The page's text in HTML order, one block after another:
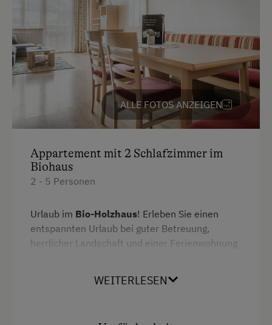
Fernseher
Garten
Getränkeerwerb im Haus
Haarföhn
Handtücher
Kaffeemaschine
Mikrowelle
Reinigungsausstattung im Hotel
Safe
Wasserkocher
Küchenausstattung
ALLE FOTOS ANZEIGEN
Appartement mit 2 Schlafzimmer im
Biohaus
2 - 5 Personen
Urlaub im Bio-Holzhaus! Erleben Sie einen
entspannten Urlaub bei guter Betreuung,
herrlicher Landschaft und einer Ferienwohnung
Wohnung mit 2 Schlafzimmern
WEITERLESEN